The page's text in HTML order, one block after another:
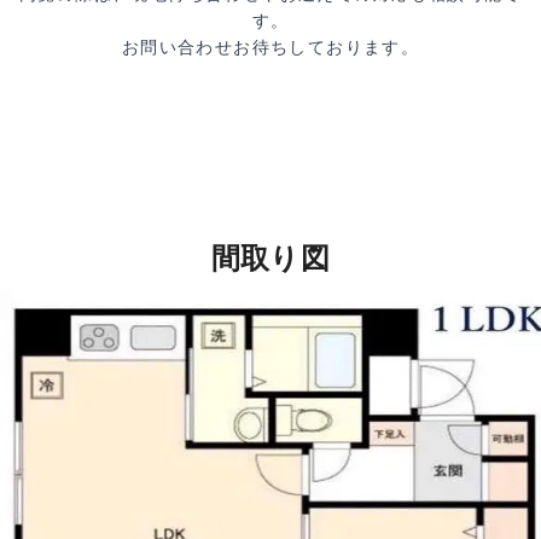
す。
お問い合わせお待ちしております。
間取り図